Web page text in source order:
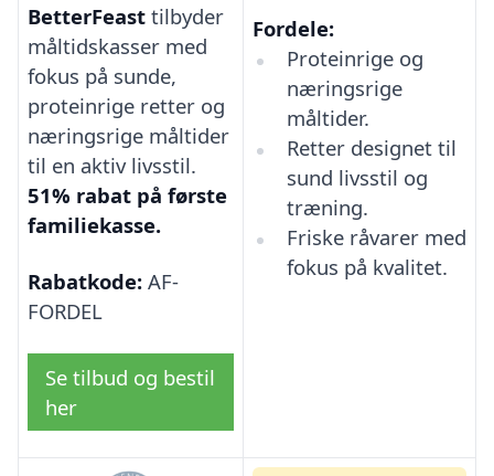
BetterFeast tilbyder
måltidskasser med
fokus på sunde,
proteinrige retter og
næringsrige måltider
til en aktiv livsstil.
51% rabat på første
familiekasse.
Rabatkode: AF-
FORDEL
Se tilbud og bestil
her
Fordele:
Proteinrige og
næringsrige
måltider.
Retter designet til
sund livsstil og
træning.
Friske råvarer med
fokus på kvalitet.